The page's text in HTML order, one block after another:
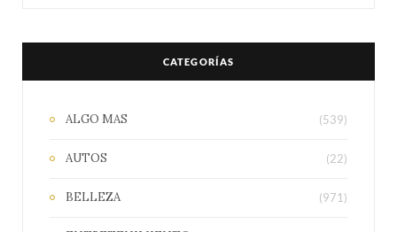
CATEGORÍAS
ALGO MAS (539)
AUTOS (22)
BELLEZA (971)